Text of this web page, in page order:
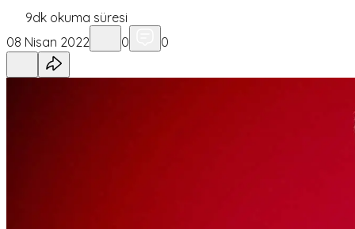
9dk okuma süresi
08 Nisan 2022
0 0